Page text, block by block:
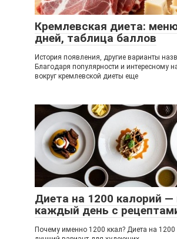
Кремлевская диета:
дней, таблица баллов
История появления, другие варианты
Благодаря популярности и интересному
вокруг кремлевской диеты еще
Диета на 1200 калорий
каждый день с
Почему именно 1200 ккал? Диета на 1200